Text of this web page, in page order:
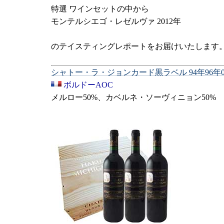
特選 ワインセットの中から
モンテルシエゴ・レゼルヴァ 2012年
のテイスティングレポートをお届けいたします
シャトー・ラ・ジョンカード黒ラベル 94年96年
ボルドーAOC
メルロー50%、カベルネ・ソーヴィニョン50%